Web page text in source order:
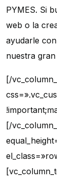
PYMES. Si
web o la
ayudarle
nuestra
[/
[/